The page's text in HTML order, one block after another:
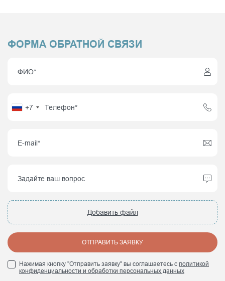
ФОРМА ОБРАТНОЙ СВЯЗИ
+7
Добавить файл
ОТПРАВИТЬ ЗАЯВКУ
Нажимая кнопку "Отправить заявку" вы соглашаетесь с политикой
конфиденциальности и обработки персональных данных